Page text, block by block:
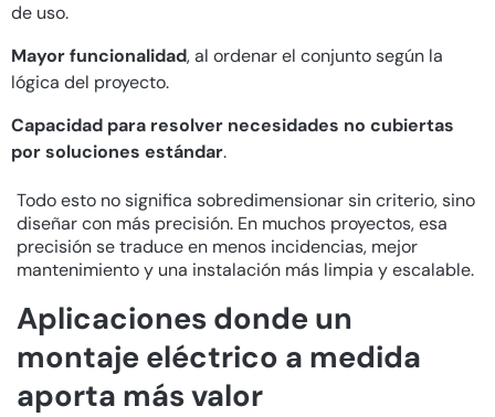
de uso.
Mayor funcionalidad, al ordenar el conjunto según la
lógica del proyecto.
Capacidad para resolver necesidades no cubiertas
por soluciones estándar.
Todo esto no significa sobredimensionar sin criterio, sino
diseñar con más precisión. En muchos proyectos, esa
precisión se traduce en menos incidencias, mejor
mantenimiento y una instalación más limpia y escalable.
Aplicaciones donde un
montaje eléctrico a medida
aporta más valor